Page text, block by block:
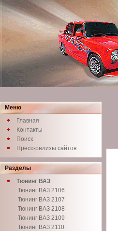
Меню
Главная
Контакты
Поиск
Пресс-релизы сайтов
Разделы
Тюнинг ВАЗ
Тюнинг ВАЗ 2106
Тюнинг ВАЗ 2107
Тюнинг ВАЗ 2108
Тюнинг ВАЗ 2109
Тюнинг ВАЗ 2110